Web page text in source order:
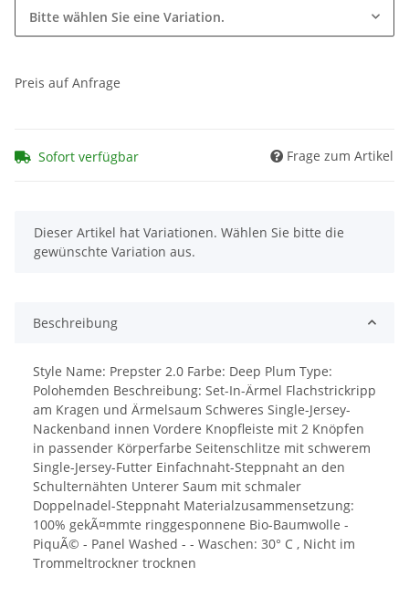
Bitte wählen Sie eine Variation.
Preis auf Anfrage
Sofort verfügbar Frage zum Artikel
x
Dieser Artikel hat Variationen. Wählen Sie bitte die
gewünschte Variation aus.
Beschreibung
Style Name: Prepster 2.0 Farbe: Deep Plum Type:
Polohemden Beschreibung: Set-In-Ärmel Flachstrickripp
am Kragen und Ärmelsaum Schweres Single-Jersey-
Nackenband innen Vordere Knopfleiste mit 2 Knöpfen
in passender Körperfarbe Seitenschlitze mit schwerem
Single-Jersey-Futter Einfachnaht-Steppnaht an den
Schulternähten Unterer Saum mit schmaler
Doppelnadel-Steppnaht Materialzusammensetzung:
100% gekÃ¤mmte ringgesponnene Bio-Baumwolle -
PiquÃ© - Panel Washed - - Waschen: 30° C , Nicht im
Trommeltrockner trocknen